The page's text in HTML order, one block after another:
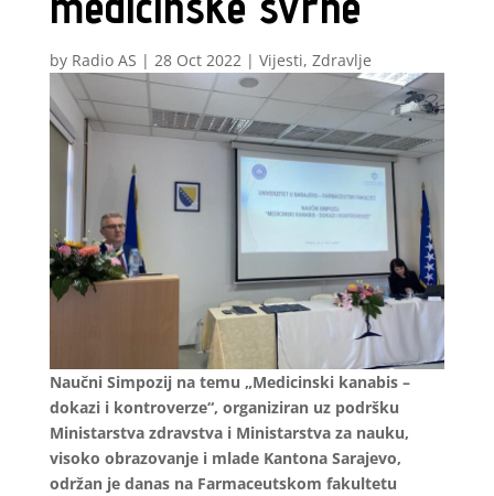
by Radio AS | 28 Oct 2022| Vijesti, Zdravlje
Naučni Simpozij na temu „Medicinski kanabis –
dokazi i kontroverze“, organiziran uz podršku
Ministarstva zdravstva i Ministarstva za nauku,
visoko obrazovanje i mlade Kantona Sarajevo,
održan je danas na Farmaceutskom fakultetu